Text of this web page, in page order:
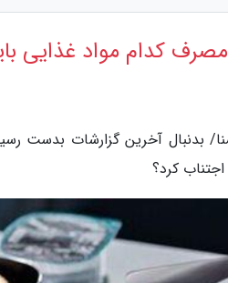
کدام مواد غذایی
بدنبال آخرین گزارشات بدست
کرد؟